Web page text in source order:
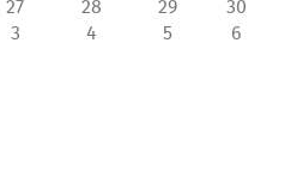
27 28 29
30
3 4 5 6